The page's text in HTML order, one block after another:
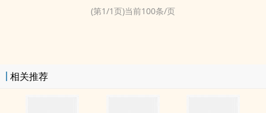
(第1/1页)当前100条/页
相关推荐